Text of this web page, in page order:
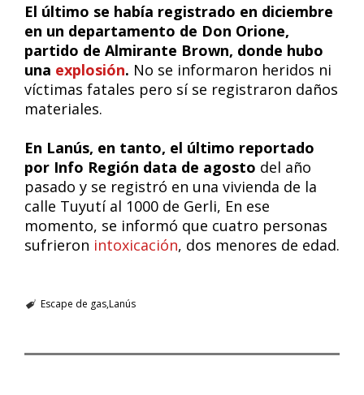
El último se había registrado en diciembre
en un departamento de Don Orione,
partido de Almirante Brown, donde hubo
una explosión. No se informaron heridos ni
víctimas fatales pero sí se registraron daños
materiales.
En Lanús, en tanto, el último reportado
por Info Región data de agosto del año
pasado y se registró en una vivienda de la
calle Tuyutí al 1000 de Gerli, En ese
momento, se informó que cuatro personas
sufrieron intoxicación, dos menores de edad.
Escape de gasLanús